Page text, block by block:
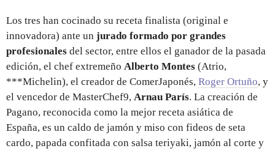
Los tres han cocinado su receta finalista (original e
innovadora) ante un jurado formado por grandes
profesionales del sector, entre ellos el ganador de la pasada
edición, el chef extremeño Alberto Montes (Atrio,
***Michelin), el creador de ComerJaponés, Roger Ortuño, y
el vencedor de MasterChef9, Arnau París. La creación de
Pagano, reconocida como la mejor receta asiática de
España, es un caldo de jamón y miso con fideos de seta
cardo, papada confitada con salsa teriyaki, jamón al corte y